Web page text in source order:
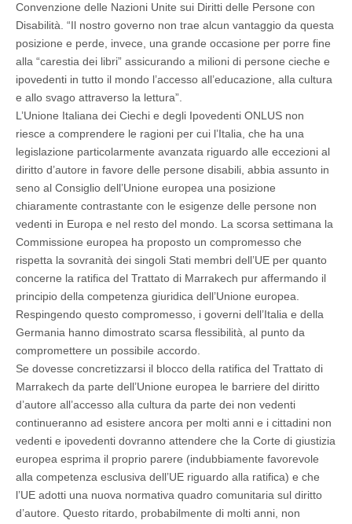
Convenzione delle Nazioni Unite sui Diritti delle Persone con
Disabilità. “Il nostro governo non trae alcun vantaggio da questa
posizione e perde, invece, una grande occasione per porre fine
alla “carestia dei libri” assicurando a milioni di persone cieche e
ipovedenti in tutto il mondo l’accesso all’educazione, alla cultura
e allo svago attraverso la lettura”.
L’Unione Italiana dei Ciechi e degli Ipovedenti ONLUS non
riesce a comprendere le ragioni per cui l’Italia, che ha una
legislazione particolarmente avanzata riguardo alle eccezioni al
diritto d’autore in favore delle persone disabili, abbia assunto in
seno al Consiglio dell’Unione europea una posizione
chiaramente contrastante con le esigenze delle persone non
vedenti in Europa e nel resto del mondo. La scorsa settimana la
Commissione europea ha proposto un compromesso che
rispetta la sovranità dei singoli Stati membri dell’UE per quanto
concerne la ratifica del Trattato di Marrakech pur affermando il
principio della competenza giuridica dell’Unione europea.
Respingendo questo compromesso, i governi dell’Italia e della
Germania hanno dimostrato scarsa flessibilità, al punto da
compromettere un possibile accordo.
Se dovesse concretizzarsi il blocco della ratifica del Trattato di
Marrakech da parte dell’Unione europea le barriere del diritto
d’autore all’accesso alla cultura da parte dei non vedenti
continueranno ad esistere ancora per molti anni e i cittadini non
vedenti e ipovedenti dovranno attendere che la Corte di giustizia
europea esprima il proprio parere (indubbiamente favorevole
alla competenza esclusiva dell’UE riguardo alla ratifica) e che
l’UE adotti una nuova normativa quadro comunitaria sul diritto
d’autore. Questo ritardo, probabilmente di molti anni, non